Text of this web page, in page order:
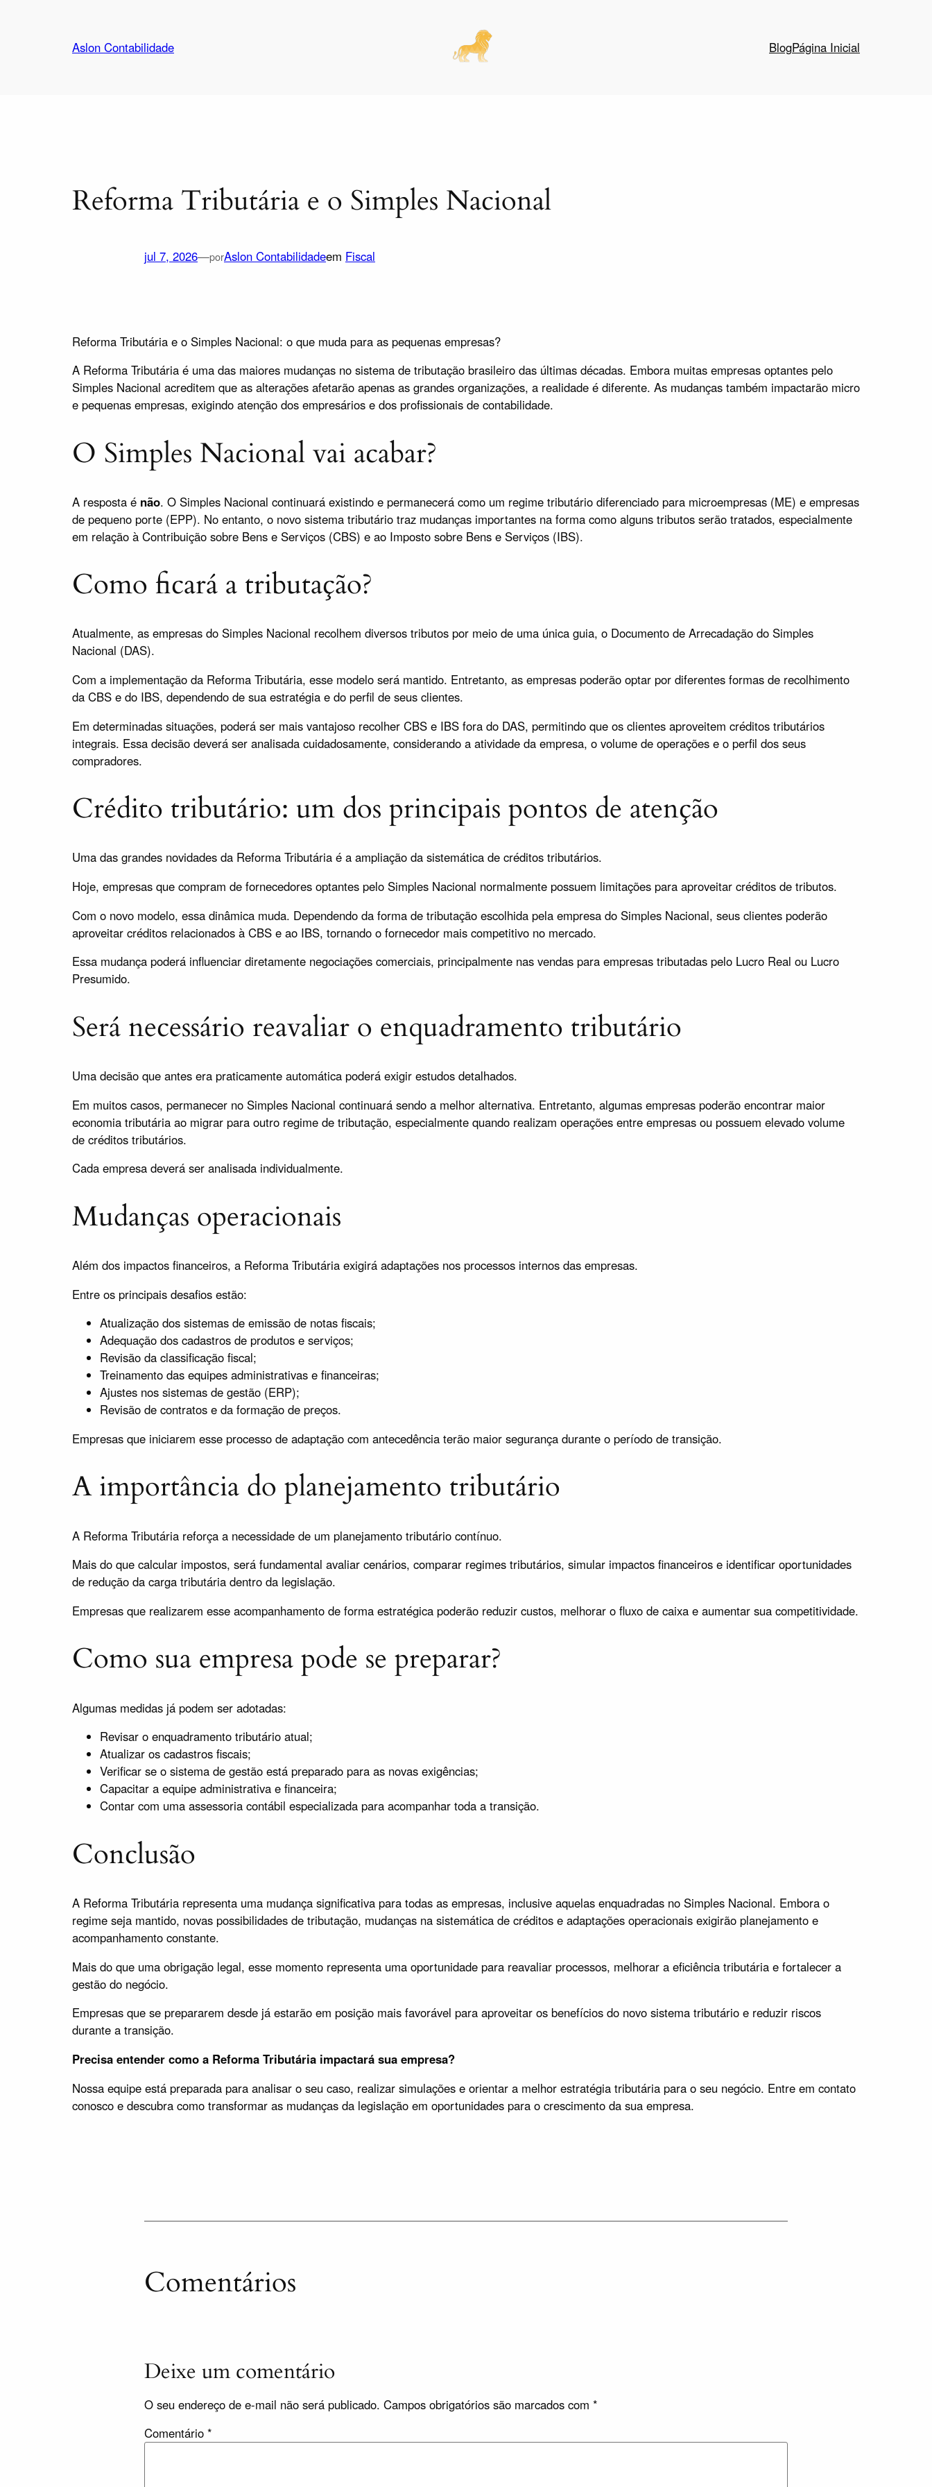
Aslon Contabilidade BlogPágina Inicial
Reforma Tributária e o Simples Nacional
jul 7, 2026—porAslon Contabilidadeem Fiscal
Reforma Tributária e o Simples Nacional: o que muda para as pequenas empresas?
A Reforma Tributária é uma das maiores mudanças no sistema de tributação brasileiro das últimas décadas. Embora muitas empresas optantes pelo
Simples Nacional acreditem que as alterações afetarão apenas as grandes organizações, a realidade é diferente. As mudanças também impactarão micro
e pequenas empresas, exigindo atenção dos empresários e dos profissionais de contabilidade.
O Simples Nacional vai acabar?
A resposta é não. O Simples Nacional continuará existindo e permanecerá como um regime tributário diferenciado para microempresas (ME) e empresas
de pequeno porte (EPP). No entanto, o novo sistema tributário traz mudanças importantes na forma como alguns tributos serão tratados, especialmente
em relação à Contribuição sobre Bens e Serviços (CBS) e ao Imposto sobre Bens e Serviços (IBS).
Como ficará a tributação?
Atualmente, as empresas do Simples Nacional recolhem diversos tributos por meio de uma única guia, o Documento de Arrecadação do Simples
Nacional (DAS).
Com a implementação da Reforma Tributária, esse modelo será mantido. Entretanto, as empresas poderão optar por diferentes formas de recolhimento
da CBS e do IBS, dependendo de sua estratégia e do perfil de seus clientes.
Em determinadas situações, poderá ser mais vantajoso recolher CBS e IBS fora do DAS, permitindo que os clientes aproveitem créditos tributários
integrais. Essa decisão deverá ser analisada cuidadosamente, considerando a atividade da empresa, o volume de operações e o perfil dos seus
compradores.
Crédito tributário: um dos principais pontos de atenção
Uma das grandes novidades da Reforma Tributária é a ampliação da sistemática de créditos tributários.
Hoje, empresas que compram de fornecedores optantes pelo Simples Nacional normalmente possuem limitações para aproveitar créditos de tributos.
Com o novo modelo, essa dinâmica muda. Dependendo da forma de tributação escolhida pela empresa do Simples Nacional, seus clientes poderão
aproveitar créditos relacionados à CBS e ao IBS, tornando o fornecedor mais competitivo no mercado.
Essa mudança poderá influenciar diretamente negociações comerciais, principalmente nas vendas para empresas tributadas pelo Lucro Real ou Lucro
Presumido.
Será necessário reavaliar o enquadramento tributário
Uma decisão que antes era praticamente automática poderá exigir estudos detalhados.
Em muitos casos, permanecer no Simples Nacional continuará sendo a melhor alternativa. Entretanto, algumas empresas poderão encontrar maior
economia tributária ao migrar para outro regime de tributação, especialmente quando realizam operações entre empresas ou possuem elevado volume
de créditos tributários.
Cada empresa deverá ser analisada individualmente.
Mudanças operacionais
Além dos impactos financeiros, a Reforma Tributária exigirá adaptações nos processos internos das empresas.
Entre os principais desafios estão:
Atualização dos sistemas de emissão de notas fiscais;
Adequação dos cadastros de produtos e serviços;
Revisão da classificação fiscal;
Treinamento das equipes administrativas e financeiras;
Ajustes nos sistemas de gestão (ERP);
Revisão de contratos e da formação de preços.
Empresas que iniciarem esse processo de adaptação com antecedência terão maior segurança durante o período de transição.
A importância do planejamento tributário
A Reforma Tributária reforça a necessidade de um planejamento tributário contínuo.
Mais do que calcular impostos, será fundamental avaliar cenários, comparar regimes tributários, simular impactos financeiros e identificar oportunidades
de redução da carga tributária dentro da legislação.
Empresas que realizarem esse acompanhamento de forma estratégica poderão reduzir custos, melhorar o fluxo de caixa e aumentar sua competitividade.
Como sua empresa pode se preparar?
Algumas medidas já podem ser adotadas:
Revisar o enquadramento tributário atual;
Atualizar os cadastros fiscais;
Verificar se o sistema de gestão está preparado para as novas exigências;
Capacitar a equipe administrativa e financeira;
Contar com uma assessoria contábil especializada para acompanhar toda a transição.
Conclusão
A Reforma Tributária representa uma mudança significativa para todas as empresas, inclusive aquelas enquadradas no Simples Nacional. Embora o
regime seja mantido, novas possibilidades de tributação, mudanças na sistemática de créditos e adaptações operacionais exigirão planejamento e
acompanhamento constante.
Mais do que uma obrigação legal, esse momento representa uma oportunidade para reavaliar processos, melhorar a eficiência tributária e fortalecer a
gestão do negócio.
Empresas que se prepararem desde já estarão em posição mais favorável para aproveitar os benefícios do novo sistema tributário e reduzir riscos
durante a transição.
Precisa entender como a Reforma Tributária impactará sua empresa?
Nossa equipe está preparada para analisar o seu caso, realizar simulações e orientar a melhor estratégia tributária para o seu negócio. Entre em contato
conosco e descubra como transformar as mudanças da legislação em oportunidades para o crescimento da sua empresa.
Comentários
Deixe um comentário
O seu endereço de e-mail não será publicado. Campos obrigatórios são marcados com *
Comentário *